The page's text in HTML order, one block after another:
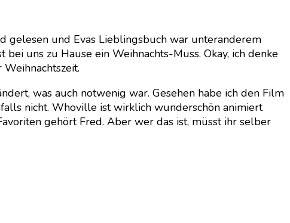
gelesen und Evas Lieblingsbuch war unteranderem
uns zu Hause ein Weihnachts-Muss. Okay, ich denke
was auch notwenig war. Gesehen habe ich den Film
nicht. Whoville ist wirklich wunderschön animiert
gehört Fred. Aber wer das ist, müsst ihr selber